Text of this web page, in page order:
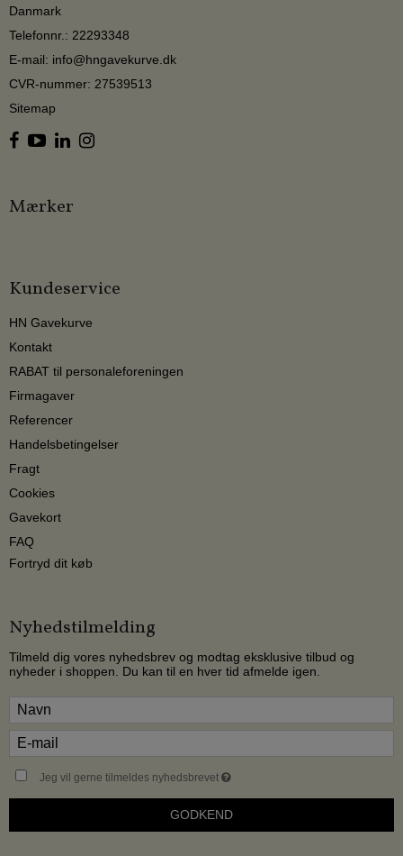
Danmark
Telefonnr. : 22293348
E-mail: info@hngavekurve.dk
CVR-nummer: 27539513
Sitemap
Mærker
Kundeservice
HN Gavekurve
Kontakt
RABAT til personaleforeningen
Firmagaver
Referencer
Handelsbetingelser
Fragt
Cookies
Gavekort
FAQ
Fortryd dit køb
Nyhedstilmelding
Tilmeld dig vores nyhedsbrev og modtag eksklusive tilbud og
nyheder i shoppen. Du kan til en hver tid afmelde igen.
Jeg vil gerne tilmeldes nyhedsbrevet
GODKEND